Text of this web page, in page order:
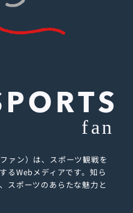
ァン）は、スポーツ観戦を
るWebメディアです。 知ら
スポーツのあらたな魅力と